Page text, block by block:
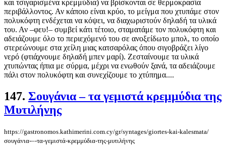
και τσιγαρισμένα κρεμμύδια) να βρίσκονται σε θερμοκρασία
περιβάλλοντος. Αν κάποιο είναι κρύο, το μείγμα που χτυπάμε στον
πολυκόφτη ενδέχεται να κόψει, να διαχωριστούν δηλαδή τα υλικά
του. Αν –φευ!– συμβεί κάτι τέτοιο, σταματάμε τον πολυκόφτη και
αδειάζουμε όλο το περιεχόμενό του σε ανοξείδωτο μπολ, το οποίο
στερεώνουμε στα χείλη μιας κατσαρόλας όπου σιγοβράζει λίγο
νερό (φτιάχνουμε δηλαδή μπεν μαρί). Ζεσταίνουμε τα υλικά
χτυπώντας ήπια με σύρμα, μέχρι να ενωθούν ξανά, τα αδειάζουμε
πάλι στον πολυκόφτη και συνεχίζουμε το χτύπημα....
147. Σουγάνια – τα γεμιστά κρεμμύδια της
Μυτιλήνης
https://gastronomos.kathimerini.com.cy/gr/syntages/giortes-kai-kalesmata/
σουγάνια-–-τα-γεμιστά-κρεμμύδια-της-μυτιλήνης